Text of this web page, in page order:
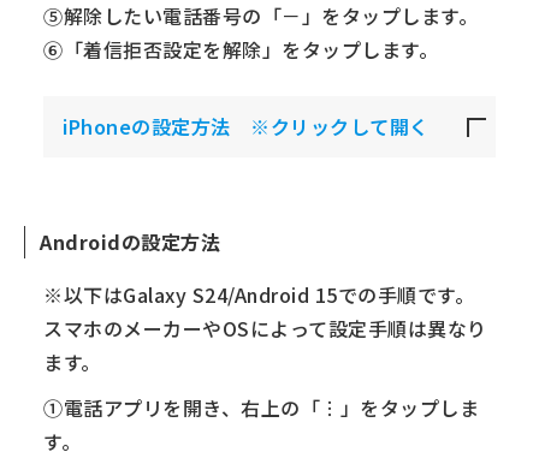
⑤解除したい電話番号の「－」をタップします。​
⑥「着信拒否設定を解除」をタップします。 ​
iPhoneの設定方法 ※クリックして開く
Androidの設定方法
※以下はGalaxy S24/Android 15での手順です。
スマホのメーカーやOSによって設定手順は異なり
ます。
①電話アプリを開き、右上の「︙」をタップしま
す。